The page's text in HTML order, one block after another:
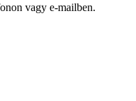
vagy e-mailben.